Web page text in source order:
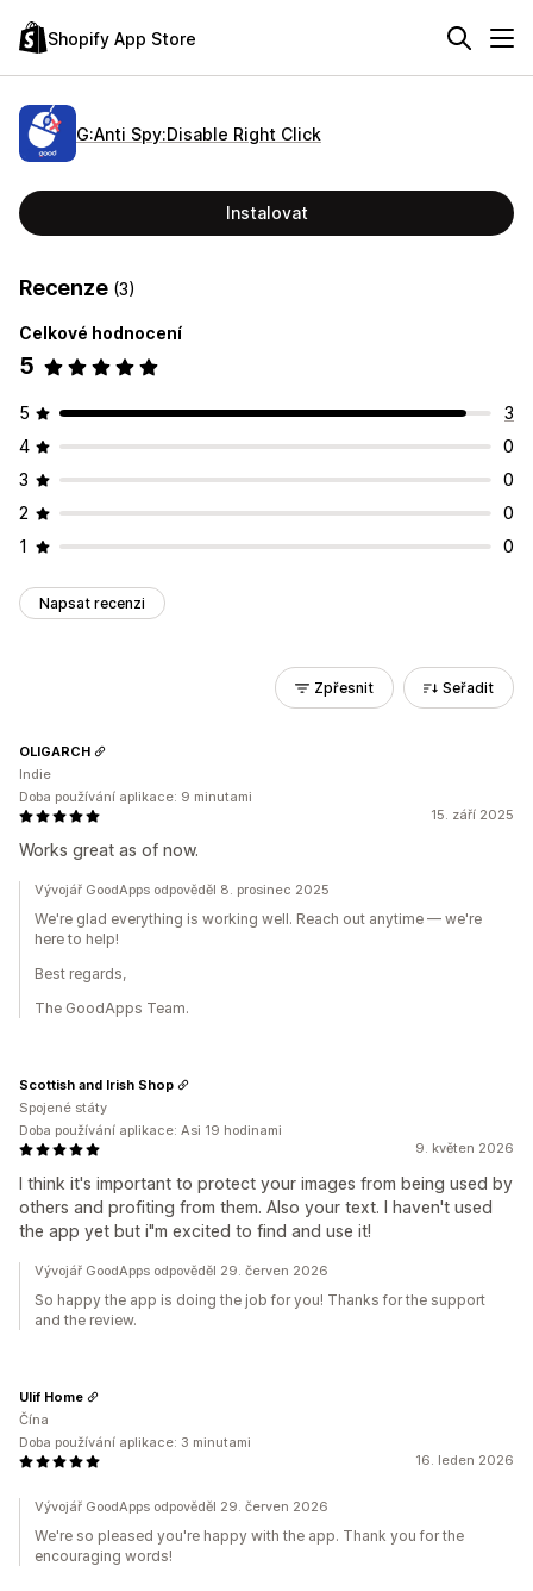
Shopify App Store
G:Anti Spy:Disable Right Click
Instalovat
Recenze (3)
Celkové hodnocení
5
5
3
4
0
3
0
2
0
1
0
Napsat recenzi
Zpřesnit Seřadit
15. září 2025
Works great as of now.
OLIGARCH
Indie
Doba používání aplikace: 9 minutami
Vývojář GoodApps odpověděl 8. prosinec 2025
We're glad everything is working well. Reach out anytime — we're
here to help!
Best regards,
The GoodApps Team.
9. květen 2026
I think it's important to protect your images from being used by
others and profiting from them. Also your text. I haven't used
the app yet but i"m excited to find and use it!
Scottish and Irish Shop
Spojené státy
Doba používání aplikace: Asi 19 hodinami
Vývojář GoodApps odpověděl 29. červen 2026
So happy the app is doing the job for you! Thanks for the support
and the review.
16. leden 2026
Ulif Home
Čína
Doba používání aplikace: 3 minutami
Vývojář GoodApps odpověděl 29. červen 2026
We're so pleased you're happy with the app. Thank you for the
encouraging words!